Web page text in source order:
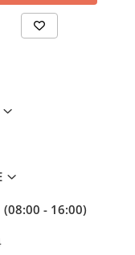
(08:00 - 16:00)